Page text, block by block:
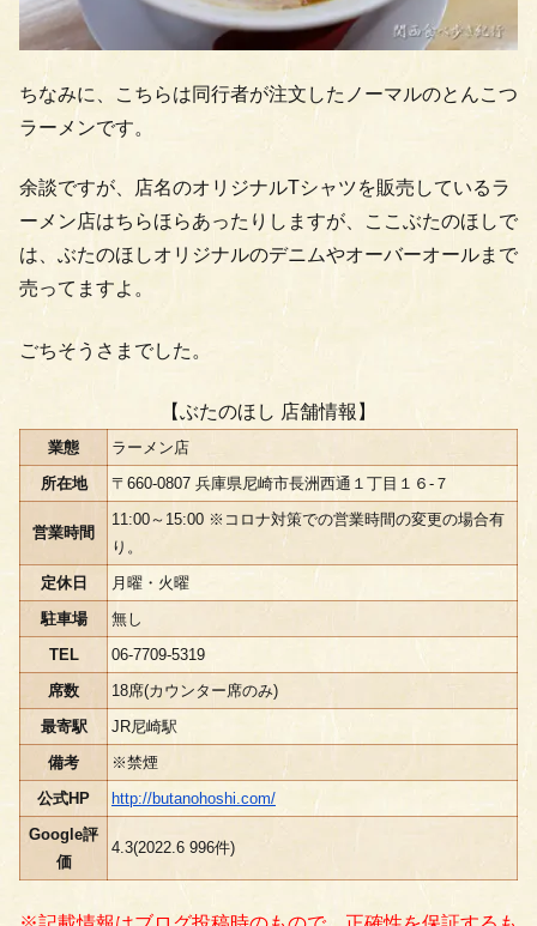
ちなみに、こちらは同行者が注文したノーマルのとんこつ
ラーメンです。
余談ですが、店名のオリジナルTシャツを販売しているラ
ーメン店はちらほらあったりしますが、ここぶたのほしで
は、ぶたのほしオリジナルのデニムやオーバーオールまで
売ってますよ。
ごちそうさまでした。
【ぶたのほし 店舗情報】
業態
ラーメン店
所在地
〒660-0807 兵庫県尼崎市長洲西通１丁目１６-７
営業時間
11:00～15:00 ※コロナ対策での営業時間の変更の場合有
り。
定休日
月曜・火曜
駐車場
無し
TEL
06-7709-5319
席数
18席(カウンター席のみ)
最寄駅
JR尼崎駅
備考
※禁煙
公式HP
http://butanohoshi.com/
Google評
価
4.3(2022.6 996件)